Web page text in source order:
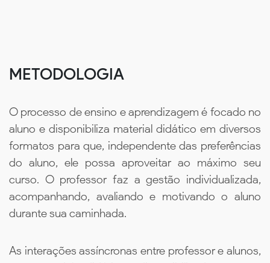
METODOLOGIA
O processo de ensino e aprendizagem é focado no
aluno e disponibiliza material didático em diversos
formatos para que, independente das preferências
do aluno, ele possa aproveitar ao máximo seu
curso. O professor faz a gestão individualizada,
acompanhando, avaliando e motivando o aluno
durante sua caminhada.
As interações assíncronas entre professor e alunos,